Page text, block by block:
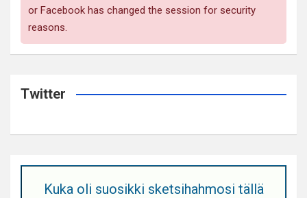
or Facebook has changed the session for security
reasons.
Twitter
Kuka oli suosikki sketsihahmosi tällä